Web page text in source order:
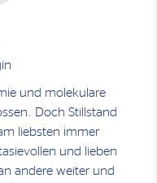
und molekulare
Doch Stillstand
liebsten immer
und lieben
andere weiter und